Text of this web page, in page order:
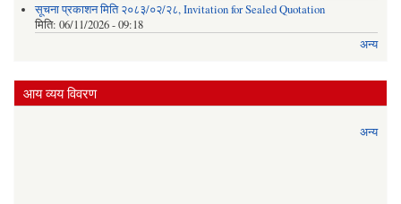
सूचना प्रकाशन मिति २०८३/०२/२८, Invitation for Sealed Quotation
मिति: 06/11/2026 - 09:18
अन्य
आय व्यय विवरण
अन्य